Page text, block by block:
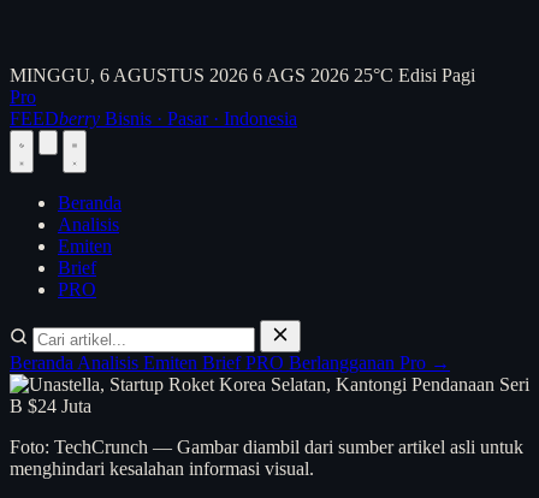
MINGGU, 6 AGUSTUS 2026 6 AGS 2026 25°C Edisi Pagi
Pro
FEEDberry Bisnis · Pasar · Indonesia
Beranda
Analisis
Emiten
Brief
PRO
Beranda Analisis Emiten BriefPRO Berlangganan Pro →
Foto: TechCrunch — Gambar diambil dari sumber artikel asli untuk
menghindari kesalahan informasi visual.